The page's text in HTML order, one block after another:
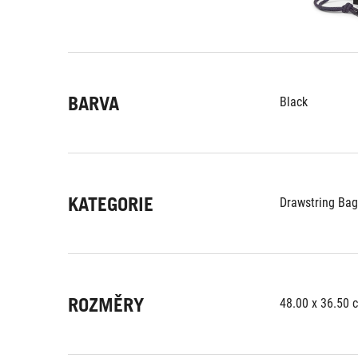
BARVA Black
KATEGORIE Drawstring Bag
ROZMĚRY 48.00 x 36.50